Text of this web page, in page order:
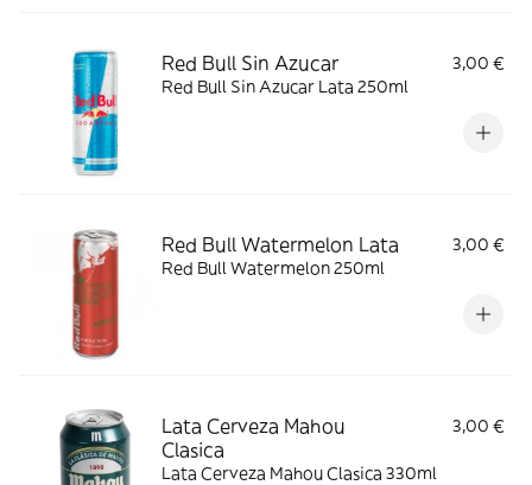
Red Bull Sin Azucar
3,00 €
Red Bull Sin Azucar Lata 250ml
Red Bull Watermelon Lata
3,00 €
Red Bull Watermelon 250ml
Lata Cerveza Mahou
Clasica
3,00 €
Lata Cerveza Mahou Clasica 330ml